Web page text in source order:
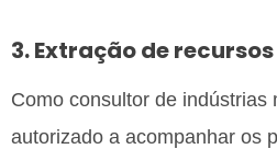
3. Extração de
Como consultor de
autorizado a acompanhar os